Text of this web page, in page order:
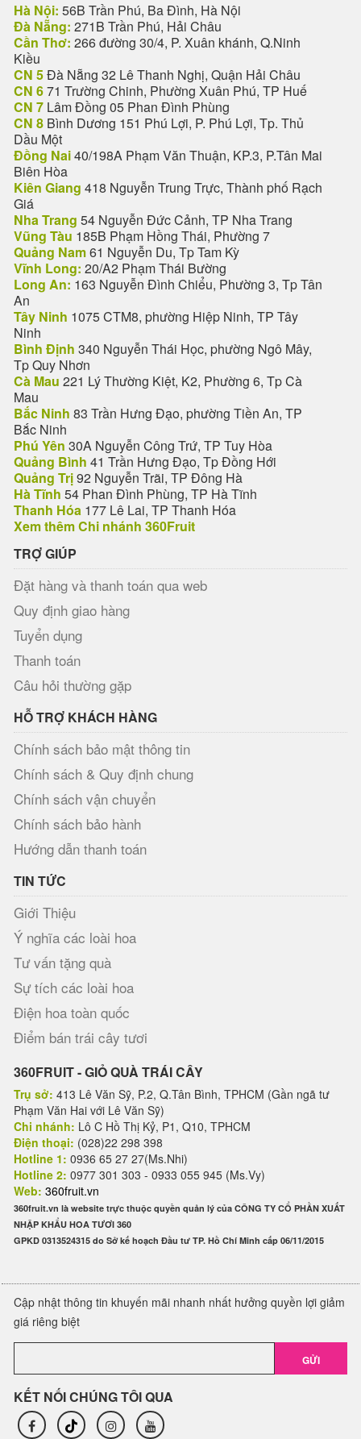
Hà Nội: 56B Trần Phú, Ba Đình, Hà Nội
Đà Nẵng: 271B Trần Phú, Hải Châu
Cần Thơ: 266 đường 30/4, P. Xuân khánh, Q.Ninh
Kiều
CN 5Đà Nẵng 32 Lê Thanh Nghị, Quận Hải Châu
CN 671 Trường Chinh, Phường Xuân Phú, TP Huế
CN 7 Lâm Đồng 05 Phan Đình Phùng
CN 8 Bình Dương 151 Phú Lợi, P. Phú Lợi, Tp. Thủ
Dầu Một
Đồng Nai40/198A Phạm Văn Thuận, KP.3, P.Tân Mai
Biên Hòa
Kiên Giang 418 Nguyễn Trung Trực, Thành phố Rạch
Giá
Nha Trang 54 Nguyễn Đức Cảnh, TP Nha Trang
Vũng Tàu 185B Phạm Hồng Thái, Phường 7
Quảng Nam61 Nguyễn Du, Tp Tam Kỳ
Vĩnh Long: 20/A2 Phạm Thái Bường
Long An: 163 Nguyễn Đình Chiểu, Phường 3, Tp Tân
An
Tây Ninh 1075 CTM8, phường Hiệp Ninh, TP Tây
Ninh
Bình Định 340 Nguyễn Thái Học, phường Ngô Mây,
Tp Quy Nhơn
Cà Mau 221 Lý Thường Kiệt, K2, Phường 6, Tp Cà
Mau
Bắc Ninh 83 Trần Hưng Đạo, phường Tiền An, TP
Bắc Ninh
Phú Yên 30A Nguyễn Công Trứ, TP Tuy Hòa
Quảng Bình 41 Trần Hưng Đạo, Tp Đồng Hới
Quảng Trị92 Nguyễn Trãi, TP Đông Hà
Hà Tĩnh 54 Phan Đình Phùng, TP Hà Tĩnh
Thanh Hóa 177 Lê Lai, TP Thanh Hóa
Xem thêm Chi nhánh 360Fruit
TRỢ GIÚP
Đặt hàng và thanh toán qua web
Quy định giao hàng
Tuyển dụng
Thanh toán
Câu hỏi thường gặp
HỖ TRỢ KHÁCH HÀNG
Chính sách bảo mật thông tin
Chính sách & Quy định chung
Chính sách vận chuyển
Chính sách bảo hành
Hướng dẫn thanh toán
TIN TỨC
Giới Thiệu
Ý nghĩa các loài hoa
Tư vấn tặng quà
Sự tích các loài hoa
Điện hoa toàn quốc
Điểm bán trái cây tươi
360FRUIT - GIỎ QUÀ TRÁI CÂY
Trụ sở: 413 Lê Văn Sỹ, P.2, Q.Tân Bình, TPHCM (Gần ngã tư
Phạm Văn Hai với Lê Văn Sỹ)
Chi nhánh: Lô C Hồ Thị Kỷ, P1, Q10, TPHCM
Điện thoại: (028)22 298 398
Hotline 1: 0936 65 27 27(Ms.Nhi)
Hotline 2: 0977 301 303 - 0933 055 945 (Ms.Vy)
Web: 360fruit.vn
360fruit.vn là website trực thuộc quyền quản lý của CÔNG TY CỔ PHẦN XUẤT
NHẬP KHẨU HOA TƯƠI 360
GPKD 0313524315 do Sở kế hoạch Đầu tư TP. Hồ Chí Minh cấp 06/11/2015
Cập nhật thông tin khuyến mãi nhanh nhất hưởng quyền lợi giảm
giá riêng biệt
GỬI
KẾT NỐI CHÚNG TÔI QUA